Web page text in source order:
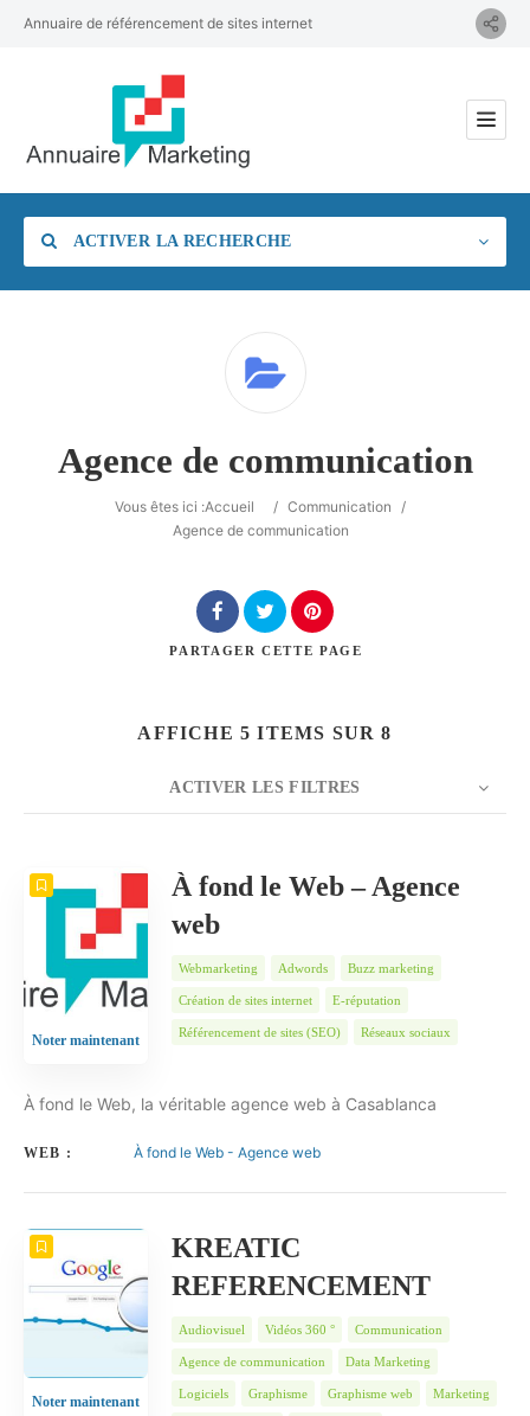
Annuaire de référencement de sites internet
ACTIVER LA RECHERCHE
Rechercher
Agence de communication
Vous êtes ici :Accueil / Communication
/
Agence de communication
PARTAGER CETTE PAGE
AFFICHE 5 ITEMS SUR 8
ACTIVER LES FILTRES
TRIER PAR
Noter maintenant
À fond le Web – Agence
web
Webmarketing Adwords Buzz marketing
Création de sites internet E-réputation
Référencement de sites (SEO) Réseaux sociaux
À fond le Web, la véritable agence web à Casablanca
WEB : À fond le Web - Agence web
Noter maintenant
KREATIC
REFERENCEMENT
Audiovisuel Vidéos 360 ° Communication
Agence de communication Data Marketing
Logiciels Graphisme Graphisme web Marketing